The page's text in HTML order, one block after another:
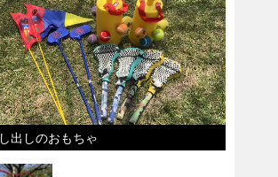
出しのおもちゃ